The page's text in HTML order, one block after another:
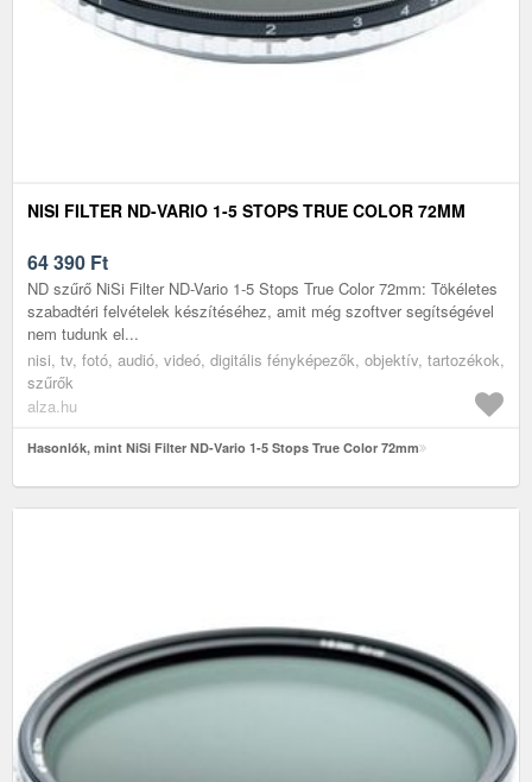
NISI FILTER ND-VARIO 1-5 STOPS TRUE COLOR 72MM
64 390 Ft
ND szűrő NiSi Filter ND-Vario 1-5 Stops True Color 72mm: Tökéletes
szabadtéri felvételek készítéséhez, amit még szoftver segítségével
nem tudunk el...
nisi, tv, fotó, audió, videó, digitális fényképezők, objektív, tartozékok,
szűrők
alza.hu
Hasonlók, mint NiSi Filter ND-Vario 1-5 Stops True Color 72mm